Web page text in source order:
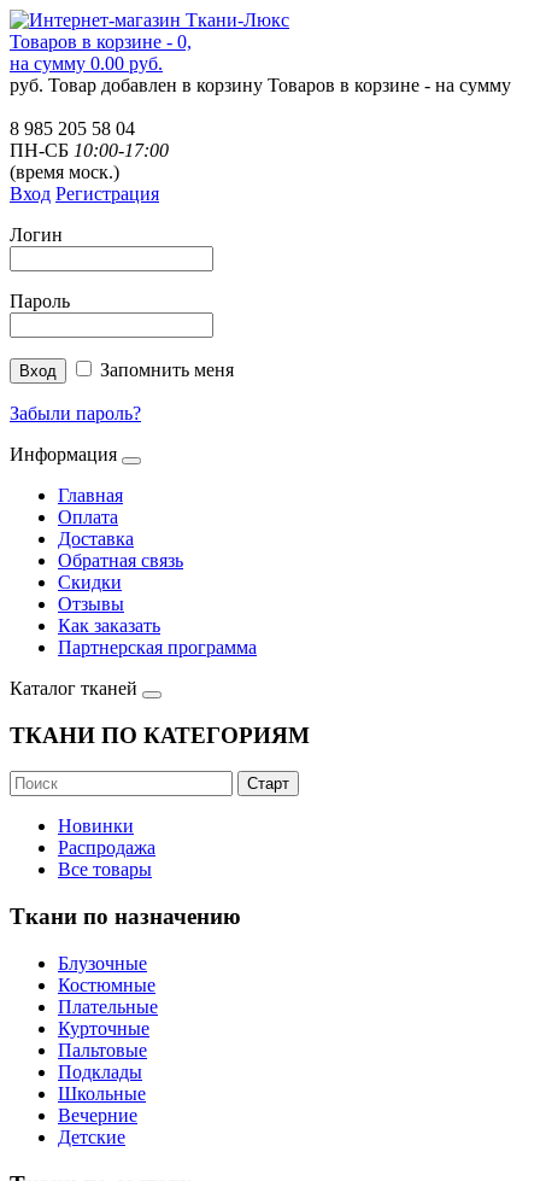
Товаров в корзине - 0,
на сумму 0.00 руб.
руб. Товар добавлен в корзину Товаров в корзине - на сумму
8 985 205 58 04
ПН-СБ 10:00-17:00
(время моск.)
Вход Регистрация
Логин
Пароль
Запомнить меня
Забыли пароль?
Информация
Главная
Оплата
Доставка
Обратная связь
Скидки
Отзывы
Как заказать
Партнерская программа
Каталог тканей
ТКАНИ ПО КАТЕГОРИЯМ
Новинки
Распродажа
Все товары
Ткани по назначению
Блузочные
Костюмные
Плательные
Курточные
Пальтовые
Подклады
Школьные
Вечерние
Детские